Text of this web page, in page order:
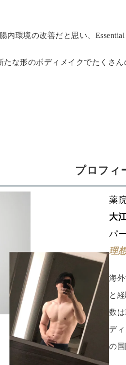
環境の改善だと思い、Essential
たな形のボディメイクでたくさ
プロフィ
薬
大
パ
理
海
と
数
デ
の国